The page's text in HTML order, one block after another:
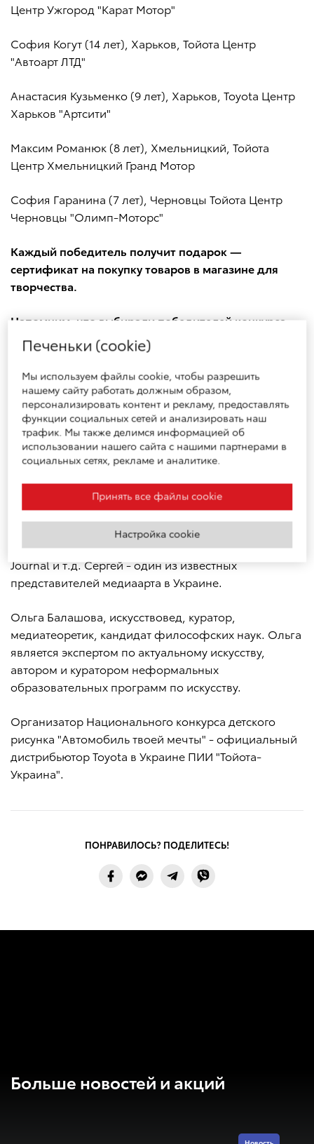
Центр Ужгород "Карат Мотор"
София Когут (14 лет), Харьков, Тойота Центр
"Автоарт ЛТД"
Анастасия Кузьменко (9 лет), Харьков, Toyota Центр
Харьков "Артсити"
Максим Романюк (8 лет), Хмельницкий, Тойота
Центр Хмельницкий Гранд Мотор
София Гаранина (7 лет), Черновцы Тойота Центр
Черновцы "Олимп-Моторс"
Каждый победитель получит подарок —
сертификат на покупку товаров в магазине для
творчества.
Напомним, что выбирали победителей конкурса
настоящие профессионалы и друзья конкурса:
Роман Минин, современный художник
монументального и цифрового искусства. Его
работы демонстрировались на многих выставках в
Украине и за границей. Роман уже несколько лет
подряд является почетным членом жюри и послом
конкурса в Украине.
Сергей Майдуков, украинский художник,
иллюстратор. Его работы украшают обложки и
страницы всемирно известных изданий, среди
которых The New Yorker, The Guardian, The Wall Street
Journal и т.д. Сергей - один из известных
представителей медиаарта в Украине.
Ольга Балашова, искусствовед, куратор,
медиатеоретик, кандидат философских наук. Ольга
является экспертом по актуальному искусству,
автором и куратором неформальных
образовательных программ по искусству.
Организатор Национального конкурса детского
рисунка "Автомобиль твоей мечты" - официальный
дистрибьютор Toyota в Украине ПИИ "Тойота-
Украина".
ПОНРАВИЛОСЬ? ПОДЕЛИТЕСЬ!
Больше новостей и акций
Печеньки (cookie)
Мы используем файлы cookie, чтобы разрешить
нашему сайту работать должным образом,
персонализировать контент и рекламу, предоставлять
функции социальных сетей и анализировать наш
трафик. Мы также делимся информацией об
использовании нашего сайта с нашими партнерами в
социальных сетях, рекламе и аналитике.
Принять все файлы cookie
Настройка cookie